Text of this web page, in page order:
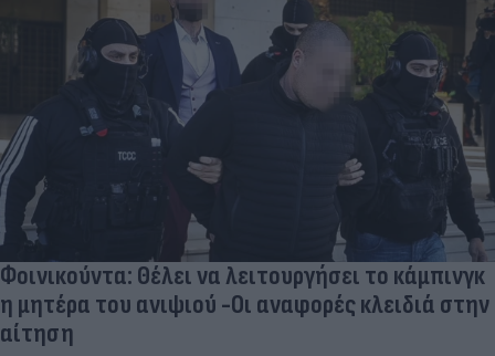
Φοινικούντα: Θέλει να λειτουργήσει το κάμπινγκ
η μητέρα του ανιψιού -Οι αναφορές κλειδιά στην
αίτηση